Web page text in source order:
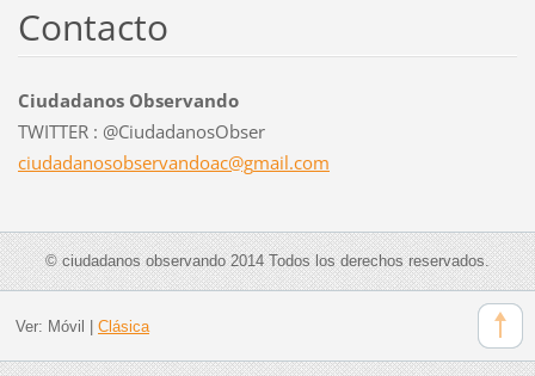
Contacto
Ciudadanos Observando
TWITTER : @CiudadanosObser
ciudadanosobservandoac@gmail.com
© ciudadanos observando 2014 Todos los derechos reservados.
Ver: Móvil Clásica